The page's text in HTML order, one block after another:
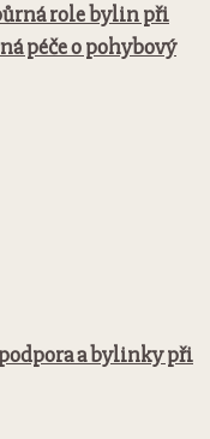
role bylin při
péče o pohybový
a bylinky při